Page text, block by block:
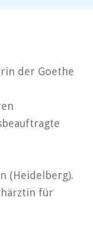
der Goethe
(Heidelberg).
für